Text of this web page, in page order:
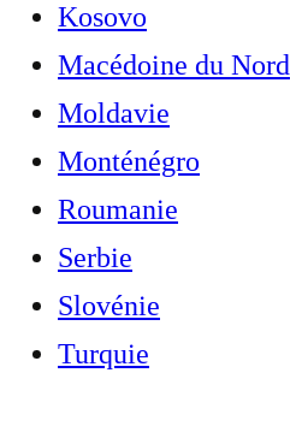
Kosovo
Macédoine du Nord
Moldavie
Monténégro
Roumanie
Serbie
Slovénie
Turquie